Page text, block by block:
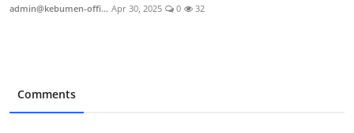
admin@kebumen-offi... Apr 30, 2025 0 32
Comments